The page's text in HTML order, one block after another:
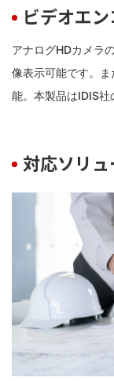
ビデオエ
アナログHDカメラ
像表示可能です。
能。本製品はIDIS社
対応ソリ